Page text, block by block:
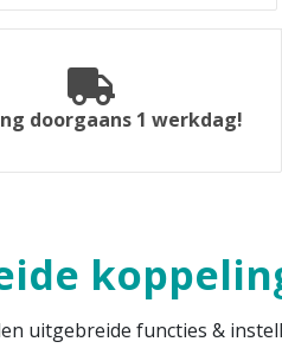
doorgaans 1 werkdag!
uitgebreide functies &